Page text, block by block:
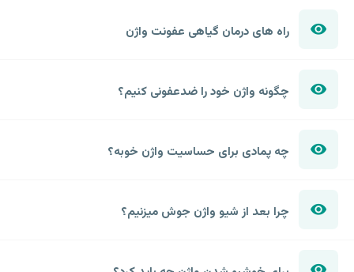
راه های درمان گیاهی عفونت واژن
چگونه واژن خود را ضدعفونی کنیم؟
چه پمادی برای حساسیت واژن خوبه؟
چرا بعد از شیو واژن جوش میزنیم؟